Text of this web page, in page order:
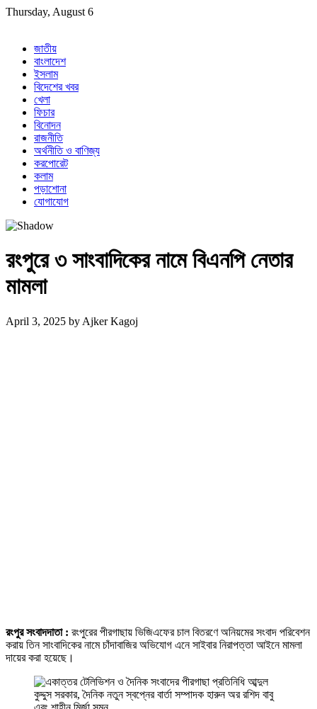
Skip
Thursday, August 6
জাতীয়
বাংলাদেশ
ইসলাম
বিদেশের খবর
খেলা
ফিচার
বিনোদন
রাজনীতি
অর্থনীতি ও বাণিজ্য
করপোরেট
কলাম
পড়াশোনা
যোগাযোগ
রংপুরে ৩ সাংবাদিকের নামে বিএনপি নেতার
মামলা
April 3, 2025 by Ajker Kagoj
রংপুর সংবাদদাতা : রংপুরের পীরগাছায় ভিজিএফের চাল বিতরণে অনিয়মের সংবাদ পরিবেশন
করায় তিন সাংবাদিকের নামে চাঁদাবাজির অভিযোগ এনে সাইবার নিরাপত্তা আইনে মামলা
দায়ের করা হয়েছে।